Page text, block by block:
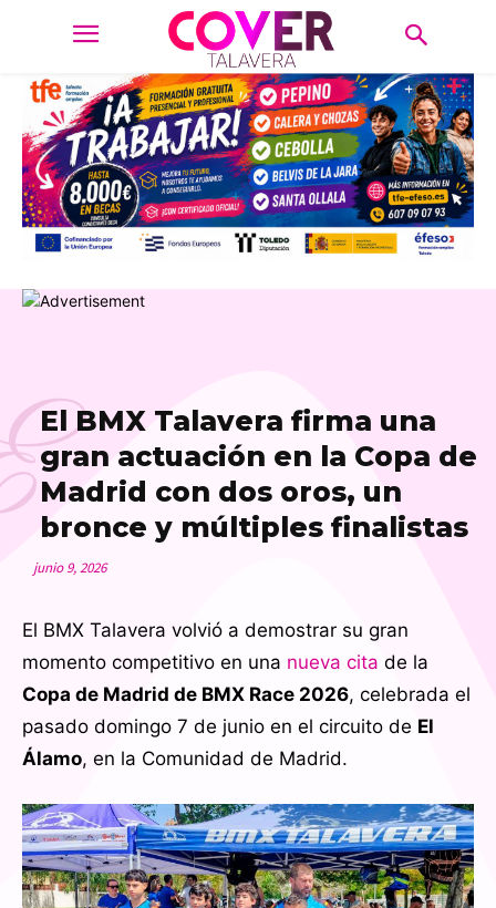
El BMX Talavera firma una
gran actuación en la Copa de
Madrid con dos oros, un
bronce y múltiples finalistas
junio 9, 2026
El BMX Talavera volvió a demostrar su gran
momento competitivo en una nueva cita de la
Copa de Madrid de BMX Race 2026, celebrada el
pasado domingo 7 de junio en el circuito de El
Álamo, en la Comunidad de Madrid.